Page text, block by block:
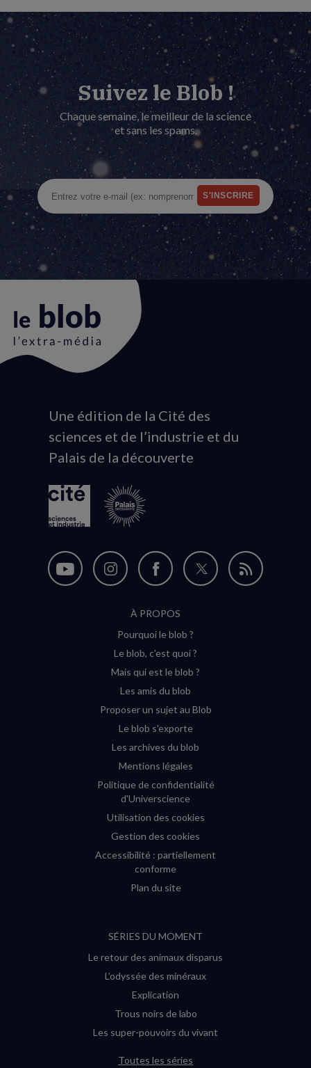
Suivez le Blob !
Chaque semaine, le meilleur de la science
et sans les spams.
Animation
du
logo
Une édition de la Cité des
sciences et de l’industrie et du
Palais de la découverte
Nous
Nous
Instagram
(nouvelle
Nous
sur
Facebook
(nouvelle
Nous
Flux
À PROPOS
Pourquoi le blob ?
Le blob, c'est quoi ?
Mais qui est le blob ?
Les amis du blob
Proposer un sujet au Blob
Le blob s'exporte
Les archives du blob
Mentions légales
Politique de confidentialité
d'Universcience
Utilisation des cookies
Gestion des cookies
Accessibilité : partiellement
conforme
Plan du site
SÉRIES DU MOMENT
Le retour des animaux disparus
L’odyssée des minéraux
Explication
Trous noirs de labo
Les super-pouvoirs du vivant
Toutes les séries